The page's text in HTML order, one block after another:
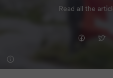
Read all the